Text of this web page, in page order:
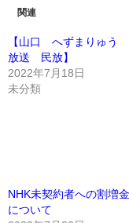
関連
【山口 へずまりゅう
放送 民放】
2022年7月18日
未分類
NHK未契約者への割増
について